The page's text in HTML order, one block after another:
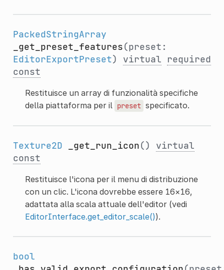
PackedStringArray
_get_preset_features(preset:
EditorExportPreset) virtual
required
const
Restituisce un array di funzionalità specifiche
della piattaforma per il preset specificato.
Texture2D _get_run_icon() virtual
const
Restituisce l'icona per il menu di distribuzione
con un clic. L'icona dovrebbe essere 16×16,
adattata alla scala attuale dell'editor (vedi
EditorInterface.get_editor_scale()).
bool